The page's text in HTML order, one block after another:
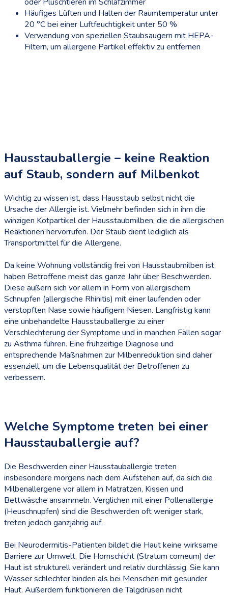
Häufiges Lüften und Halten der Raumtemperatur unter
20 °C bei einer Luftfeuchtigkeit unter 50 %
Verwendung von speziellen Staubsaugern mit HEPA-
Filtern, um allergene Partikel effektiv zu entfernen
Hausstauballergie – keine Reaktion
auf Staub, sondern auf Milbenkot
Wichtig zu wissen ist, dass Hausstaub selbst nicht die
Ursache der Allergie ist. Vielmehr befinden sich in ihm die
winzigen Kotpartikel der Hausstaubmilben, die die allergischen
Reaktionen hervorrufen. Der Staub dient lediglich als
Transportmittel für die Allergene.
Da keine Wohnung vollständig frei von Hausstaubmilben ist,
haben Betroffene meist das ganze Jahr über Beschwerden.
Diese äußern sich vor allem in Form von allergischem
Schnupfen (allergische Rhinitis) mit einer laufenden oder
verstopften Nase sowie häufigem Niesen. Langfristig kann
eine unbehandelte Hausstauballergie zu einer
Verschlechterung der Symptome und in manchen Fällen sogar
zu Asthma führen. Eine frühzeitige Diagnose und
entsprechende Maßnahmen zur Milbenreduktion sind daher
essenziell, um die Lebensqualität der Betroffenen zu
verbessern.
Welche Symptome treten bei einer
Hausstauballergie auf?
Die Beschwerden einer Hausstauballergie treten
insbesondere morgens nach dem Aufstehen auf, da sich die
Milbenallergene vor allem in Matratzen, Kissen und
Bettwäsche ansammeln. Verglichen mit einer Pollenallergie
(Heuschnupfen) sind die Beschwerden oft weniger stark,
treten jedoch ganzjährig auf.
Bei Neurodermitis-Patienten bildet die Haut keine wirksame
Barriere zur Umwelt. Die Hornschicht (Stratum corneum) der
Haut ist strukturell verändert und relativ durchlässig. Sie kann
Wasser schlechter binden als bei Menschen mit gesunder
Haut. Außerdem funktionieren die Talgdrüsen nicht